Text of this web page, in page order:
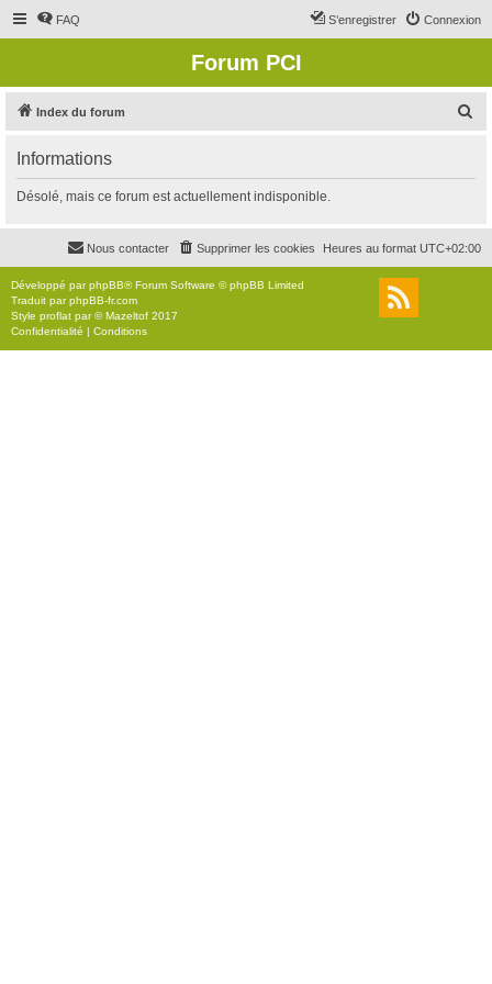
FAQ Connexion
S’enregistrer
Forum PCI
Index du forum
r
c
r
Informations
Désolé, mais ce forum est actuellement indisponible.
Heures au format UTC+02:00
Supprimer les cookies
Nous contacter
Développé parphpBB® Forum Software © phpBB Limited
Traduit parphpBB-fr.com
Style proflat par ©Mazeltof 2017
Confidentialité | Conditions